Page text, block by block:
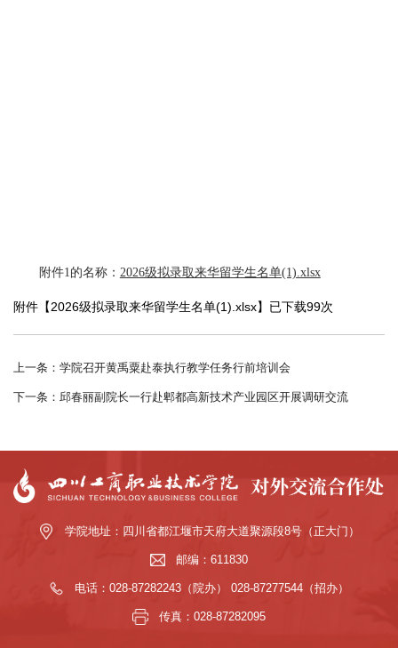
附件1的名称： 2026级拟录取来华留学生名单(1).xlsx
附件【2026级拟录取来华留学生名单(1).xlsx】已下载99次
上一条：学院召开黄禹粟赴泰执行教学任务行前培训会
下一条：邱春丽副院长一行赴郫都高新技术产业园区开展调研交流
学院地址：四川省都江堰市天府大道聚源段8号（正大门）
邮编：611830
电话：028-87282243（院办） 028-87277544（招办）
传真：028-87282095